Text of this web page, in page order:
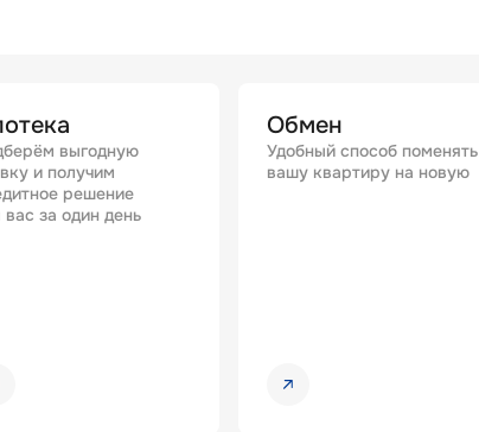
выгодную
и получим
решение
вас за один день
Обмен
Удобный способ поменять
вашу квартиру на новую